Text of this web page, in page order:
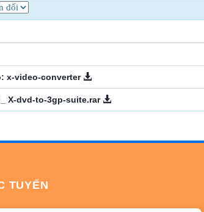
x-video-converter
X-dvd-to-3gp-suite.rar
TUYẾN